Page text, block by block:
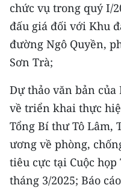
РУССКИЙ
ESPAÑOL
chức vụ trong quý I/
đấu giá đối với Khu
đường Ngô Quyền,
Sơn Trà;
Dự thảo văn bản
về triển khai thực
Tổng Bí thư Tô Lâm,
ương về phòng,
tiêu cực tại Cuộc
tháng 3/2025; Báo